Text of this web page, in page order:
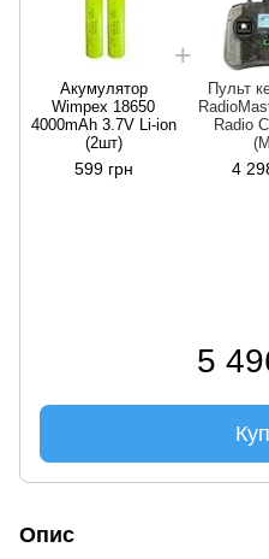
Акумулятор
Wimpex 18650
4000mAh 3.7V Li-ion
(2шт)
599 грн
Пульт
Radio
4
5
Опис